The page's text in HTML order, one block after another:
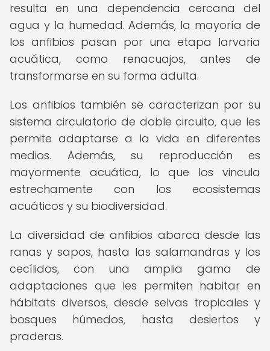
resulta en una dependencia cercana del
agua y la humedad. Además, la mayoría de
los anfibios pasan por una etapa larvaria
acuática, como renacuajos, antes de
transformarse en su forma adulta.
Los anfibios también se caracterizan por su
sistema circulatorio de doble circuito, que les
permite adaptarse a la vida en diferentes
medios. Además, su reproducción es
mayormente acuática, lo que los vincula
estrechamente con los ecosistemas
acuáticos y su biodiversidad.
La diversidad de anfibios abarca desde las
ranas y sapos, hasta las salamandras y los
cecílidos, con una amplia gama de
adaptaciones que les permiten habitar en
hábitats diversos, desde selvas tropicales y
bosques húmedos, hasta desiertos y
praderas.